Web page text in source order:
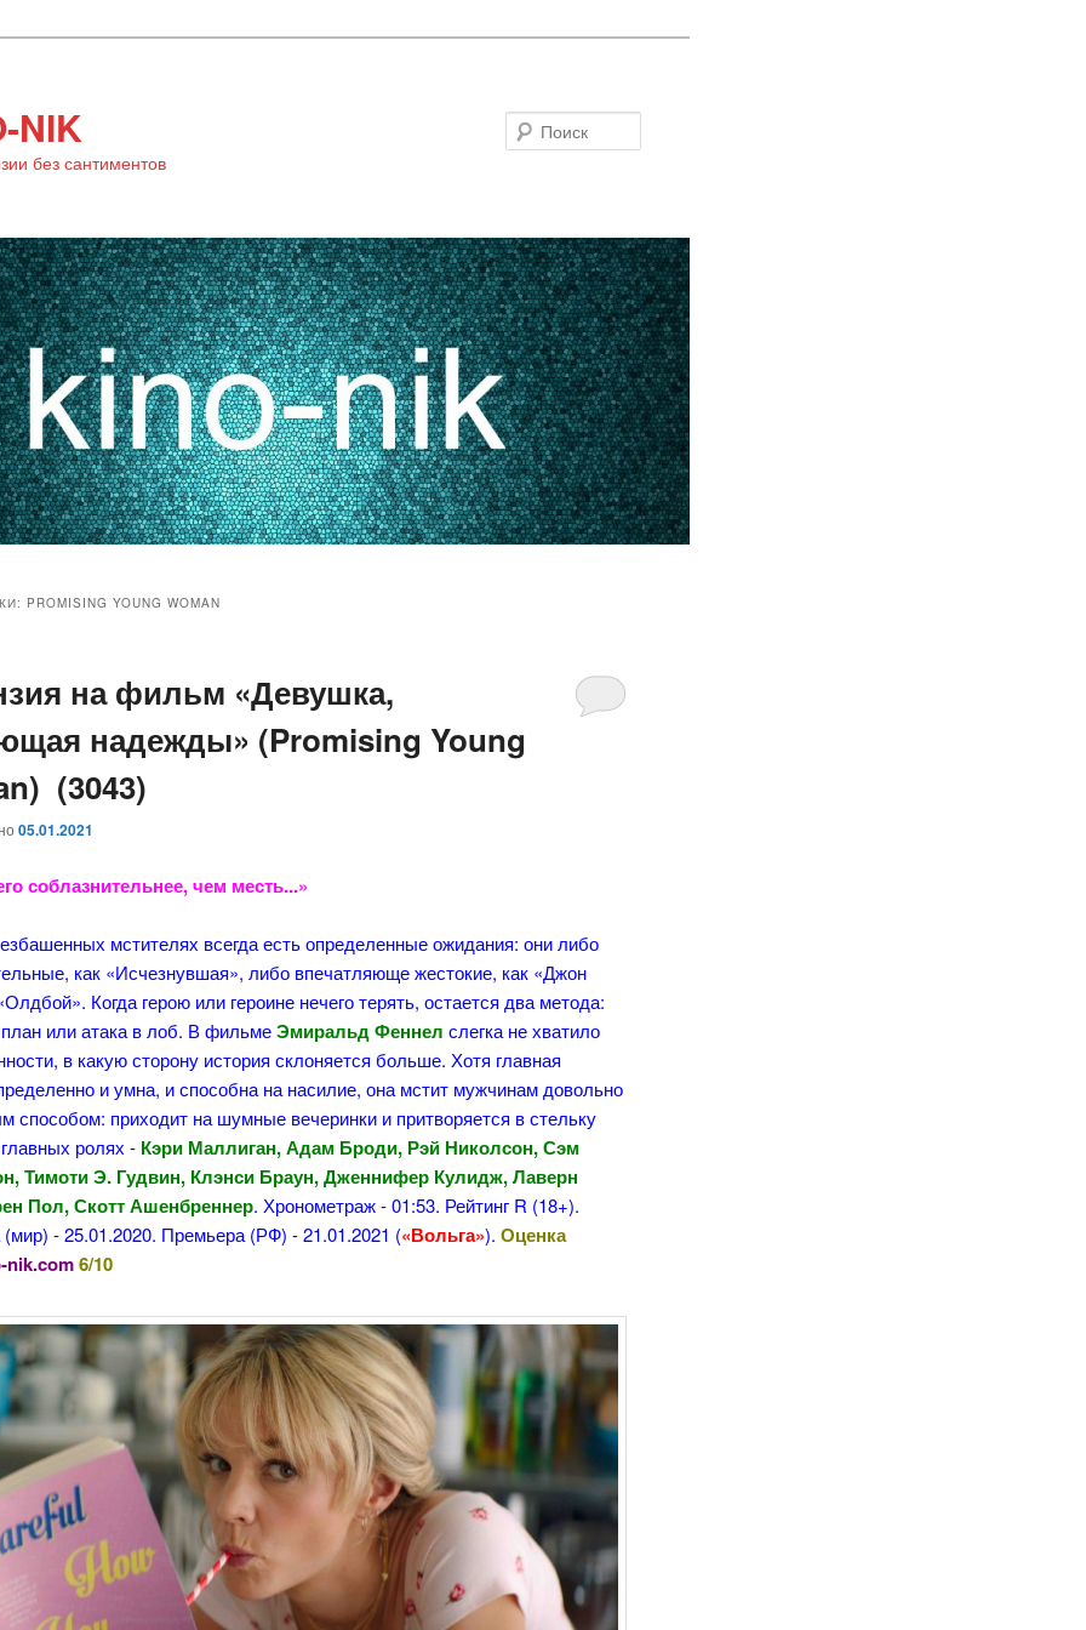
NIK
без сантиментов
PROMISING YOUNG WOMAN
на фильм «Девушка,
надежды» (Promising Young
(3043)
05.01.2021
соблазнительнее, чем месть...»
мстителях всегда есть определенные ожидания: они либо
как «Исчезнувшая», либо впечатляюще жестокие, как «Джон
Когда герою или героине нечего терять, остается два метода:
или атака в лоб. В фильмеЭмиральд Феннел слегка не хватило
в какую сторону история склоняется больше. Хотя главная
и умна, и способна на насилие, она мстит мужчинам довольно
способом: приходит на шумные вечеринки и притворяется в стельку
ролях - Кэри Маллиган, Адам Броди, Рэй Николсон, Сэм
Тимоти Э. Гудвин, Клэнси Браун, Дженнифер Кулидж, Лаверн
Пол, Скотт Ашенбреннер. Хронометраж - 01:53. Рейтинг R (18+).
- 25.01.2020. Премьера (РФ) - 21.01.2021 («Вольга»).Оценка
nik.com6/10